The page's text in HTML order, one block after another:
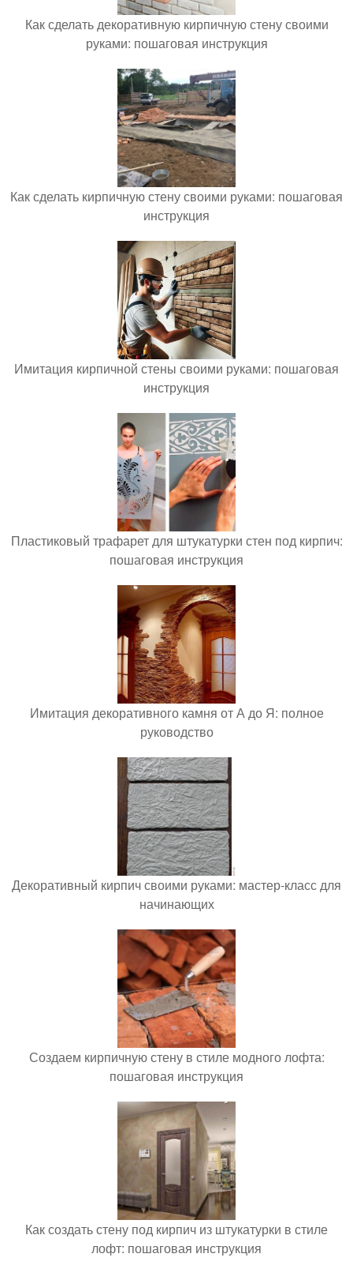
Как сделать декоративную кирпичную стену своими
руками: пошаговая инструкция
Как сделать кирпичную стену своими руками: пошаговая
инструкция
Имитация кирпичной стены своими руками: пошаговая
инструкция
Пластиковый трафарет для штукатурки стен под кирпич:
пошаговая инструкция
Имитация декоративного камня от А до Я: полное
руководство
Декоративный кирпич своими руками: мастер-класс для
начинающих
Создаем кирпичную стену в стиле модного лофта:
пошаговая инструкция
Как создать стену под кирпич из штукатурки в стиле
лофт: пошаговая инструкция